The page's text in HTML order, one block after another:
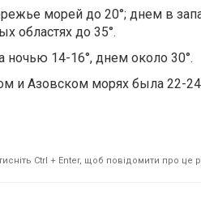
морей до 20°; днем в
областях до 35°.
ночью 14-16°, днем около 30°.
и Азовском морях была 22-
Ctrl + Enter, щоб повідомити про це